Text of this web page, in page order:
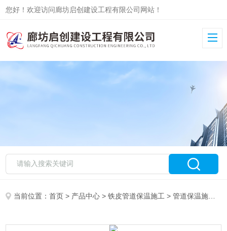
您好！欢迎访问廊坊启创建设工程有限公司网站！
当前位置：首页 > 产品中心 >铁皮管道保温施工 >管道保温施工队